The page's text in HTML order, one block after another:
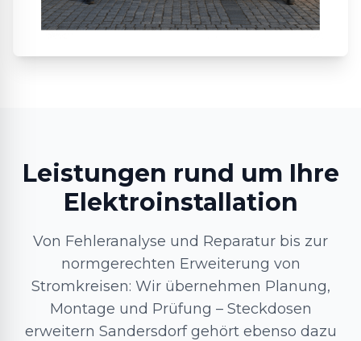
Leistungen rund um Ihre
Elektroinstallation
Von Fehleranalyse und Reparatur bis zur
normgerechten Erweiterung von
Stromkreisen: Wir übernehmen Planung,
Montage und Prüfung – Steckdosen
erweitern Sandersdorf gehört ebenso dazu